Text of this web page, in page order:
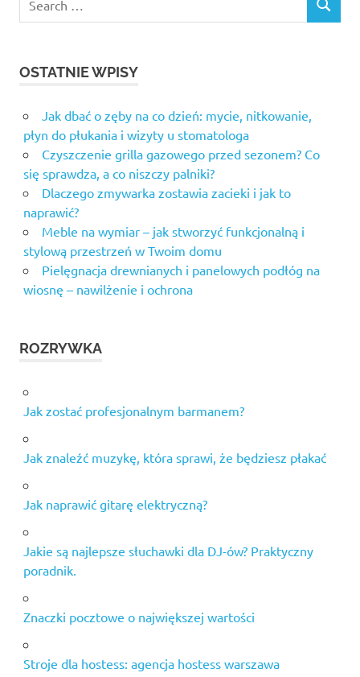
SEARCH
OSTATNIE WPISY
Jak dbać o zęby na co dzień: mycie, nitkowanie,
płyn do płukania i wizyty u stomatologa
Czyszczenie grilla gazowego przed sezonem? Co
się sprawdza, a co niszczy palniki?
Dlaczego zmywarka zostawia zacieki i jak to
naprawić?
Meble na wymiar – jak stworzyć funkcjonalną i
stylową przestrzeń w Twoim domu
Pielęgnacja drewnianych i panelowych podłóg na
wiosnę – nawilżenie i ochrona
ROZRYWKA
Jak zostać profesjonalnym barmanem?
Jak znaleźć muzykę, która sprawi, że będziesz płakać
Jak naprawić gitarę elektryczną?
Jakie są najlepsze słuchawki dla DJ-ów? Praktyczny
poradnik.
Znaczki pocztowe o największej wartości
Stroje dla hostess: agencja hostess warszawa